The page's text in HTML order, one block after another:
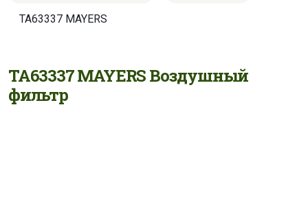
TA63337 MAYERS
TA63337 MAYERS Воздушный
фильтр